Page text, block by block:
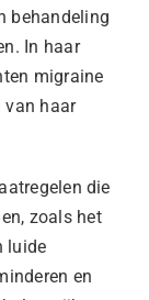
behandeling
In haar
migraine
van haar
die
zoals het
luide
en